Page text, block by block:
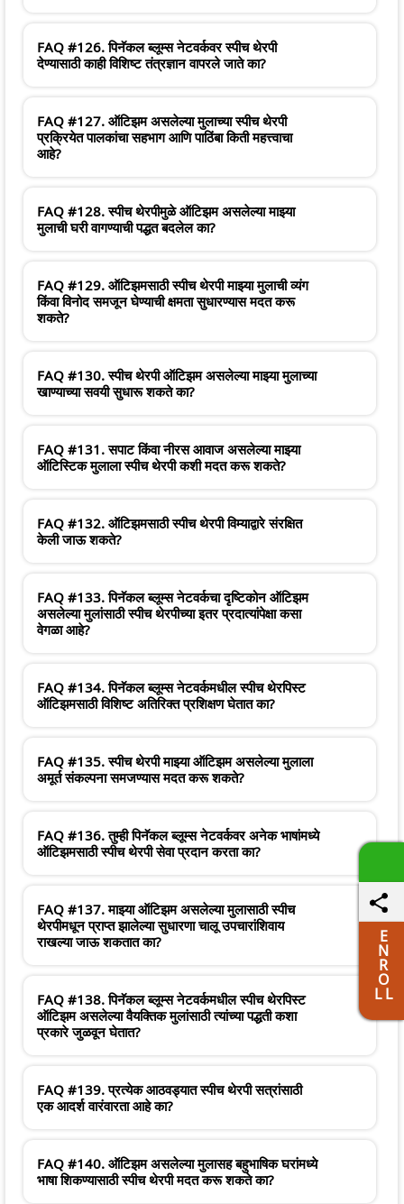
FAQ #126. पिनॅकल ब्लूम्स नेटवर्कवर स्पीच थेरपी
देण्यासाठी काही विशिष्ट तंत्रज्ञान वापरले जाते का?
FAQ #127. ऑटिझम असलेल्या मुलाच्या स्पीच थेरपी
प्रक्रियेत पालकांचा सहभाग आणि पाठिंबा किती महत्त्वाचा
आहे?
FAQ #128. स्पीच थेरपीमुळे ऑटिझम असलेल्या माझ्या
मुलाची घरी वागण्याची पद्धत बदलेल का?
FAQ #129. ऑटिझमसाठी स्पीच थेरपी माझ्या मुलाची व्यंग
किंवा विनोद समजून घेण्याची क्षमता सुधारण्यास मदत करू
शकते?
FAQ #130. स्पीच थेरपी ऑटिझम असलेल्या माझ्या मुलाच्या
खाण्याच्या सवयी सुधारू शकते का?
FAQ #131. सपाट किंवा नीरस आवाज असलेल्या माझ्या
ऑटिस्टिक मुलाला स्पीच थेरपी कशी मदत करू शकते?
FAQ #132. ऑटिझमसाठी स्पीच थेरपी विम्याद्वारे संरक्षित
केली जाऊ शकते?
FAQ #133. पिनॅकल ब्लूम्स नेटवर्कचा दृष्टिकोन ऑटिझम
असलेल्या मुलांसाठी स्पीच थेरपीच्या इतर प्रदात्यांपेक्षा कसा
वेगळा आहे?
FAQ #134. पिनॅकल ब्लूम्स नेटवर्कमधील स्पीच थेरपिस्ट
ऑटिझमसाठी विशिष्ट अतिरिक्त प्रशिक्षण घेतात का?
FAQ #135. स्पीच थेरपी माझ्या ऑटिझम असलेल्या मुलाला
अमूर्त संकल्पना समजण्यास मदत करू शकते?
FAQ #136. तुम्ही पिनॅकल ब्लूम्स नेटवर्कवर अनेक भाषांमध्ये
ऑटिझमसाठी स्पीच थेरपी सेवा प्रदान करता का?
FAQ #137. माझ्या ऑटिझम असलेल्या मुलासाठी स्पीच
थेरपीमधून प्राप्त झालेल्या सुधारणा चालू उपचारांशिवाय
राखल्या जाऊ शकतात का?
FAQ #138. पिनॅकल ब्लूम्स नेटवर्कमधील स्पीच थेरपिस्ट
ऑटिझम असलेल्या वैयक्तिक मुलांसाठी त्यांच्या पद्धती कशा
प्रकारे जुळवून घेतात?
FAQ #139. प्रत्येक आठवड्यात स्पीच थेरपी सत्रांसाठी
एक आदर्श वारंवारता आहे का?
FAQ #140. ऑटिझम असलेल्या मुलासह बहुभाषिक घरांमध्ये
भाषा शिकण्यासाठी स्पीच थेरपी मदत करू शकते का?
E
N
R
O
L L